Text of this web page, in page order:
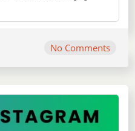
No Comments